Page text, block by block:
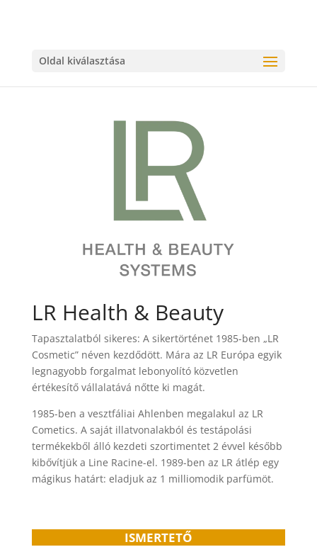
Oldal kiválasztása
LR Health & Beauty
Tapasztalatból sikeres: A sikertörténet 1985-ben „LR
Cosmetic” néven kezdődött. Mára az LR Európa egyik
legnagyobb forgalmat lebonyolító közvetlen
értékesítő vállalatává nőtte ki magát.
1985-ben a vesztfáliai Ahlenben megalakul az LR
Cometics. A saját illatvonalakból és testápolási
termékekből álló kezdeti szortimentet 2 évvel később
kibővítjük a Line Racine-el. 1989-ben az LR átlép egy
mágikus határt: eladjuk az 1 milliomodik parfümöt.
ISMERTETŐ